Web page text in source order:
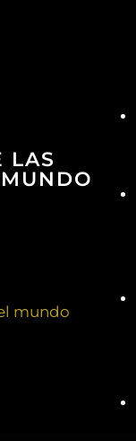
LAS
mundo